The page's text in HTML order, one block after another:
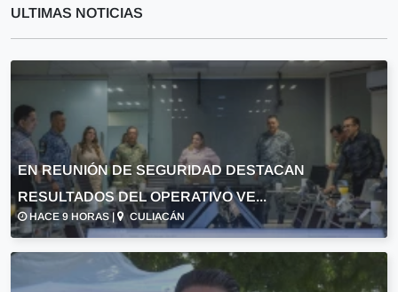
ULTIMAS NOTICIAS
EN REUNIÓN DE SEGURIDAD DESTACAN
RESULTADOS DEL OPERATIVO VE...
HACE 9 HORAS | CULIACÁN